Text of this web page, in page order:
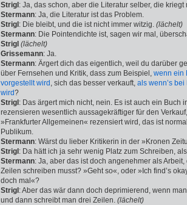
Strigl : Ja, das schon, aber die Literatur selber, die
Stermann: Ja, die Literatur ist das Problem.
Strigl : Die bleibt, und die ist nicht immer witzig. (lächelt)
Stermann: Die Pointendichte ist, sagen wir mal,
Strigl (lächelt)
Grissemann: Ja.
Stermann: Ärgert dich das eigentlich, weil du darüber
über Fernsehen und Kritik, dass zum Beispiel, wenn ein
vorgestellt wird , sich das besser verkauft, als wenn’s
wird?
Strigl : Das ärgert mich nicht, nein. Es ist auch ein Buch
rezensieren wesentlich aussagekräftiger für den
»Frankfurter Allgemeinen« rezensiert wird, das ist
Publikum.
Stermann: Wärst du lieber Kritikerin in der »Kronen
Strigl : Da hätt ich ja sehr wenig Platz zum Schreiben,
Stermann: Ja, aber das ist doch angenehmer als
Zeilen schreiben musst? »Geht so«, oder »Ich find’s
doch mal«?
Strigl : Aber das wär dann doch deprimierend, wenn
und dann schreibt man drei Zeilen. (lächelt)